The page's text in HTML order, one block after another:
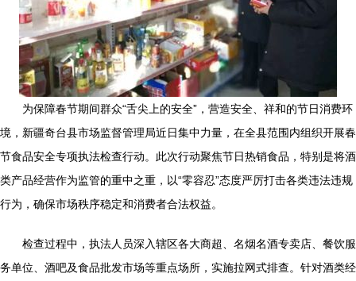
为保障春节期间群众“舌尖上的安全”，营造安全、祥和的节日消费环
境，新疆奇台县市场监督管理局近日集中力量，在全县范围内组织开展春
节食品安全专项执法检查行动。此次行动聚焦节日热销食品，特别是将酒
类产品经营作为监管的重中之重，以“零容忍”态度严厉打击各类违法违规
行为，确保市场秩序稳定和消费者合法权益。
检查过程中，执法人员深入辖区各大商超、名烟名酒专卖店、餐饮服
务单位、酒吧及食品批发市场等重点场所，实施拉网式排查。针对酒类经